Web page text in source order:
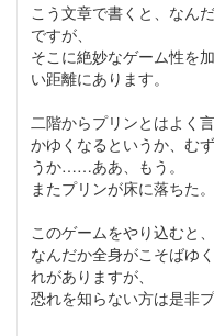
こう文章で書くと、なん
ですが、
そこに絶妙なゲーム性を
い距離にあります。
二階からプリンとはよく
かゆくなるというか、む
うか……ああ、もう。
またプリンが床に落ちた。
このゲームをやり込むと
なんだか全身がこそばゆ
れがありますが、
恐れを知らない方は是非